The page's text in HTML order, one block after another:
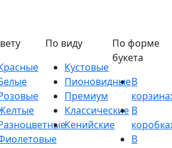
По виду
Кустовые
Пионовидные
Премиум
Классические
Кенийские
По форме
букета
В
В
В